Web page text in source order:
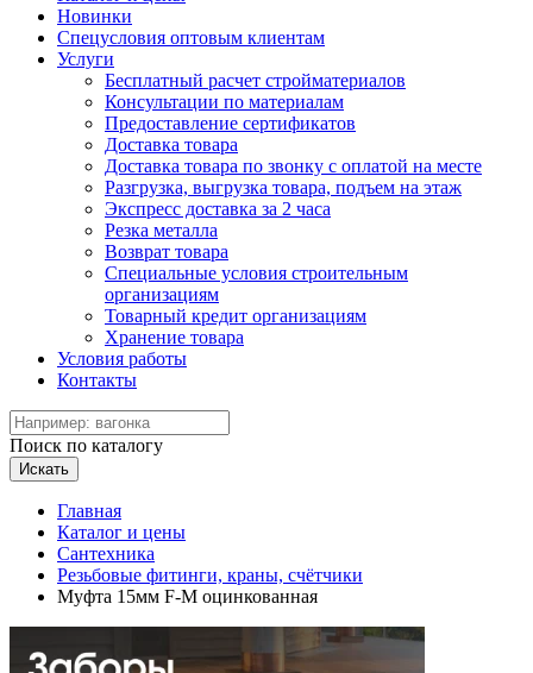
Новинки
Спецусловия оптовым клиентам
Услуги
Бесплатный расчет стройматериалов
Консультации по материалам
Предоставление сертификатов
Доставка товара
Доставка товара по звонку с оплатой на месте
Разгрузка, выгрузка товара, подъем на этаж
Экспресс доставка за 2 часа
Резка металла
Возврат товара
Специальные условия строительным
организациям
Товарный кредит организациям
Хранение товара
Условия работы
Контакты
Поиск по каталогу
Искать
Главная
Каталог и цены
Сантехника
Резьбовые фитинги, краны, счётчики
Муфта 15мм F-М оцинкованная